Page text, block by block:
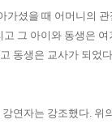
가셨을 때 어머니의
고 그 아이와 동생은 여
동생은 교사가 되었다
연자는 강조했다. 위